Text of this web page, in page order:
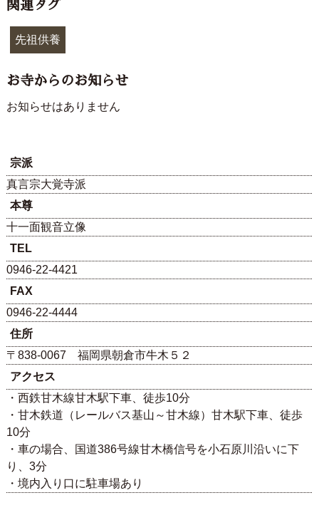
関連タグ
先祖供養
お寺からのお知らせ
お知らせはありません
宗派
真言宗大覚寺派
本尊
十一面観音立像
TEL
0946-22-4421
FAX
0946-22-4444
住所
〒838-0067 福岡県朝倉市牛木５２
アクセス
・西鉄甘木線甘木駅下車、徒歩10分
・甘木鉄道（レールバス基山～甘木線）甘木駅下車、徒歩
10分
・車の場合、国道386号線甘木橋信号を小石原川沿いに下
り、3分
・境内入り口に駐車場あり